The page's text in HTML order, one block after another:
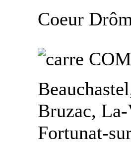
Coeur
Bruzac,
Fortunat-